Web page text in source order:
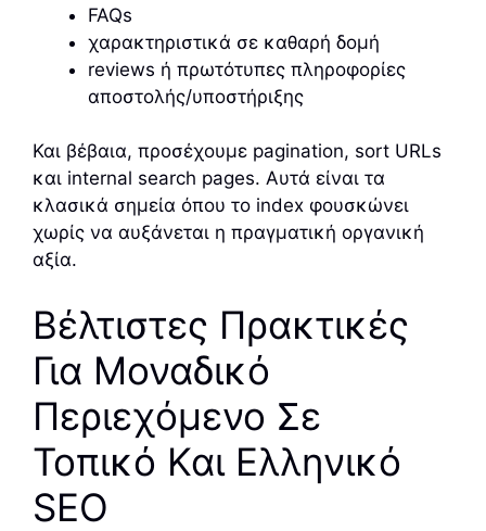
FAQs
χαρακτηριστικά σε καθαρή δομή
reviews ή πρωτότυπες πληροφορίες
αποστολής/υποστήριξης
Και βέβαια, προσέχουμε pagination, sort URLs
και internal search pages. Αυτά είναι τα
κλασικά σημεία όπου το index φουσκώνει
χωρίς να αυξάνεται η πραγματική οργανική
αξία.
Βέλτιστες Πρακτικές
Για Μοναδικό
Περιεχόμενο Σε
Τοπικό Και Ελληνικό
SEO